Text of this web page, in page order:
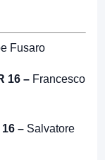
Fusaro
16 – Francesco
– Salvatore